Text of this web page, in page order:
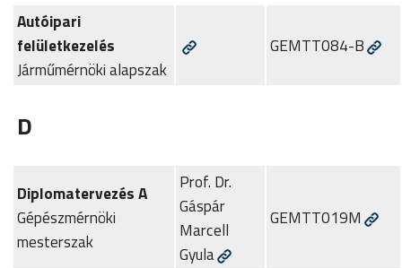
Autóipari
felületkezelés
Járműmérnöki alapszak
GEMTT084-B
D
Diplomatervezés A
Gépészmérnöki
mesterszak
Prof. Dr.
Gáspár
Marcell
Gyula
GEMTT019M